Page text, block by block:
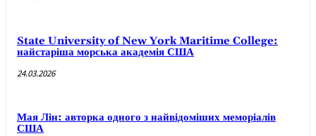
State University of New York Maritime College:
найстаріша морська академія США
24.03.2026
Мая Лін: авторка одного з найвідоміших меморіалів
США